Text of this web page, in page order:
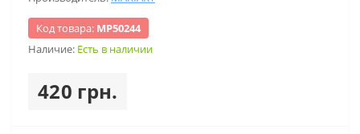
Код товара: МР50244
Наличие: Есть в наличии
420 грн.